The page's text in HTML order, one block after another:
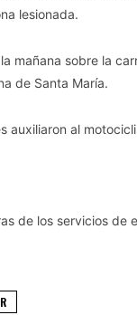
lesionada.
mañana sobre la
de Santa María.
auxiliaron al
de los servicios de